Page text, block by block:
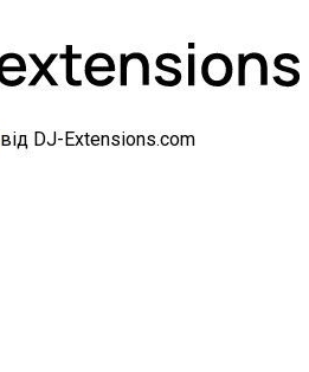
від DJ-Extensions.com